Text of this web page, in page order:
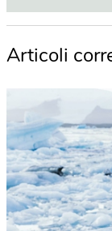
Articoli